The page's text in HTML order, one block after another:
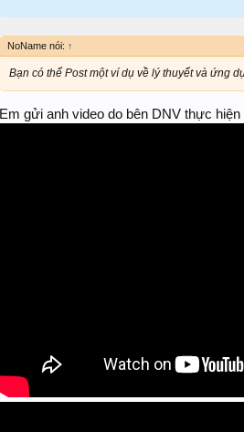
NoName nói: ↑
Bạn có thể Post một ví dụ về lý thuyết và ứng
Em gửi anh video do bên DNV thực